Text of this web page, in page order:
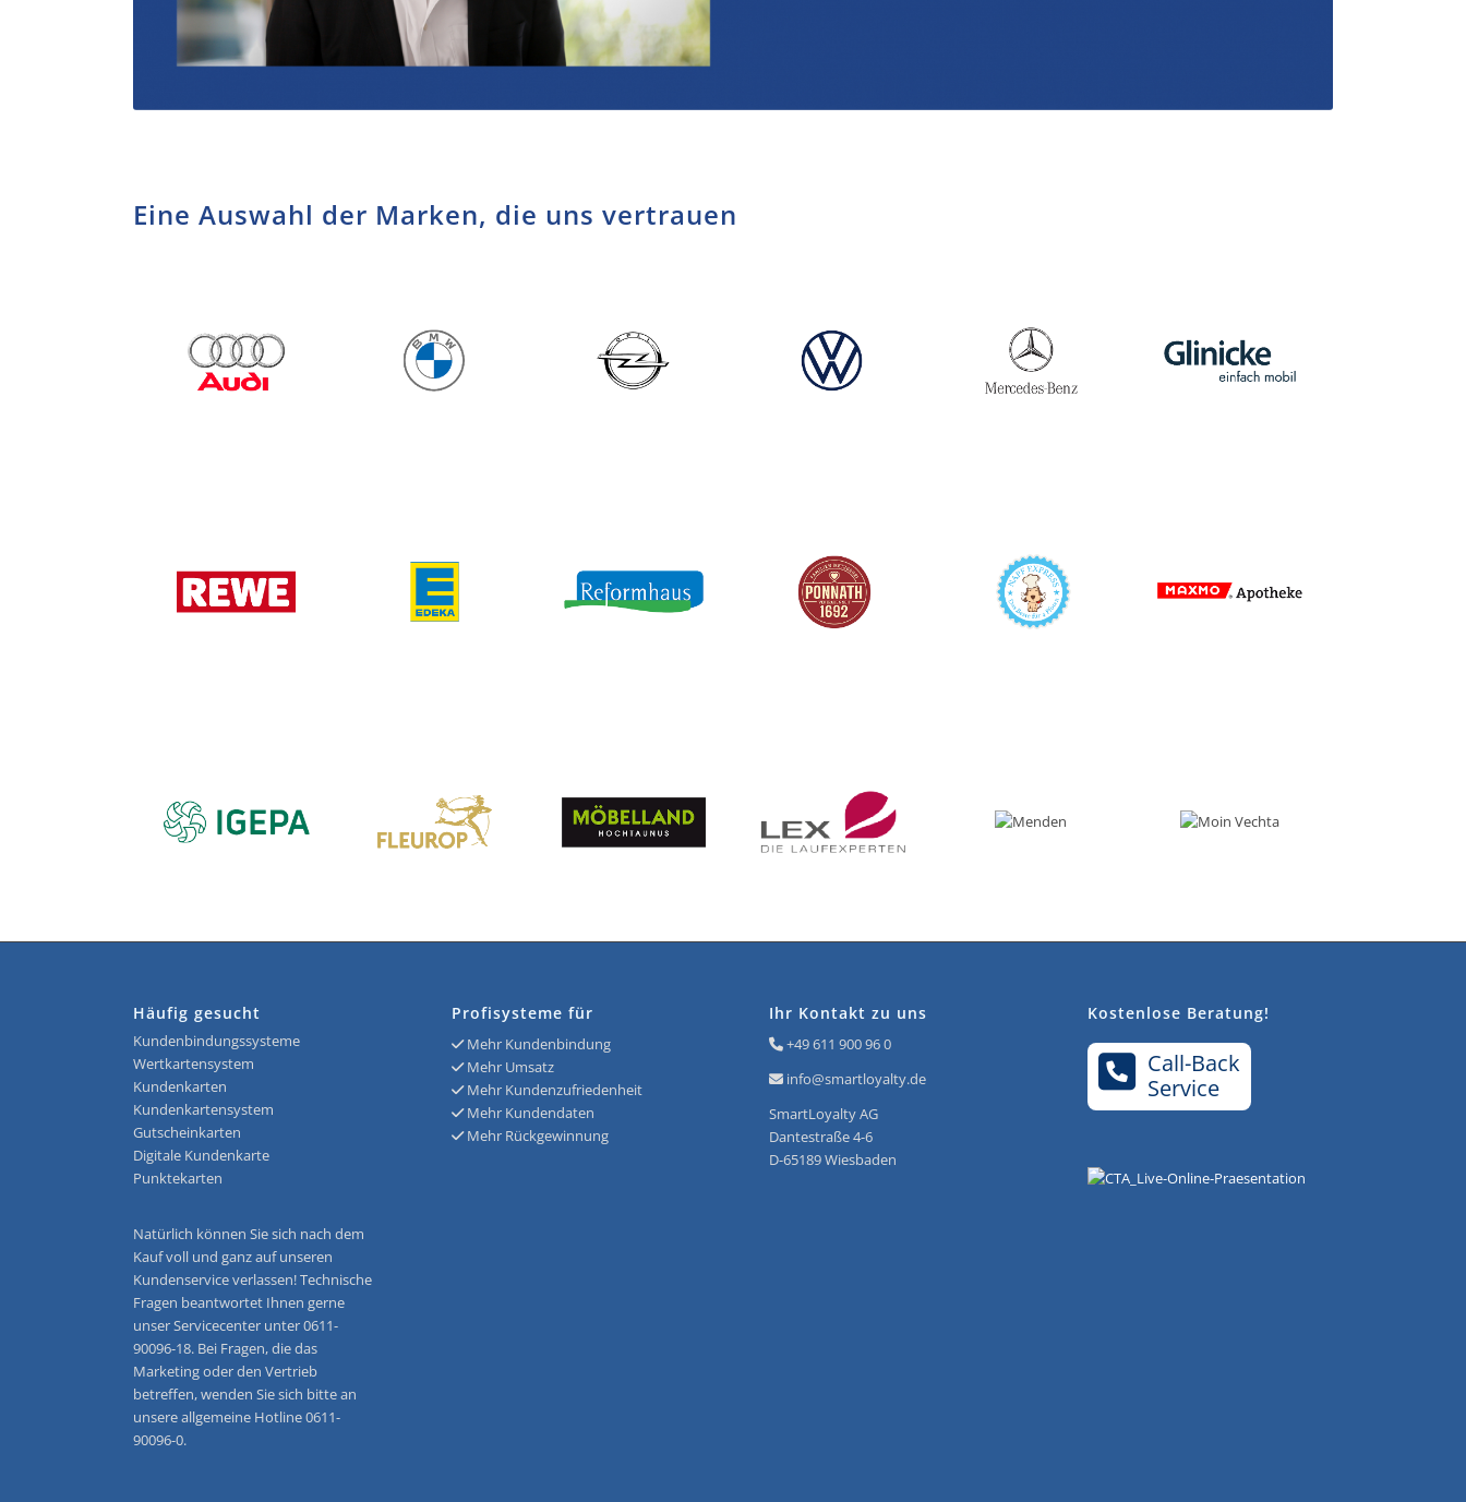
Eine Auswahl der Marken, die uns vertrauen
Häufig gesucht
Kundenbindungssysteme
Wertkartensystem
Kundenkarten
Kundenkartensystem
Gutscheinkarten
Digitale Kundenkarte
Punktekarten
Natürlich können Sie sich nach dem
Kauf voll und ganz auf unseren
Kundenservice verlassen! Technische
Fragen beantwortet Ihnen gerne
unser Servicecenter unter 0611-
90096-18. Bei Fragen, die das
Marketing oder den Vertrieb
betreffen, wenden Sie sich bitte an
unsere allgemeine Hotline 0611-
90096-0.
Profisysteme für
Mehr Kundenbindung
Mehr Umsatz
Mehr Kundenzufriedenheit
Mehr Kundendaten
Mehr Rückgewinnung
Ihr Kontakt zu uns
+49 611 900 96 0
info@smartloyalty.de
SmartLoyalty AG
Dantestraße 4-6
D-65189 Wiesbaden
Kostenlose Beratung!
Call-Back
Service